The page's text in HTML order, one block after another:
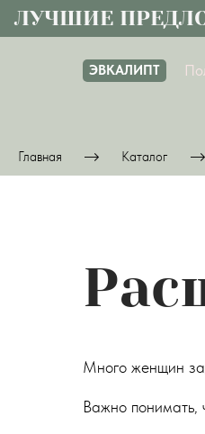
ЭВКАЛИПТ
Главная Каталог
Много женщин
Важно понимать,